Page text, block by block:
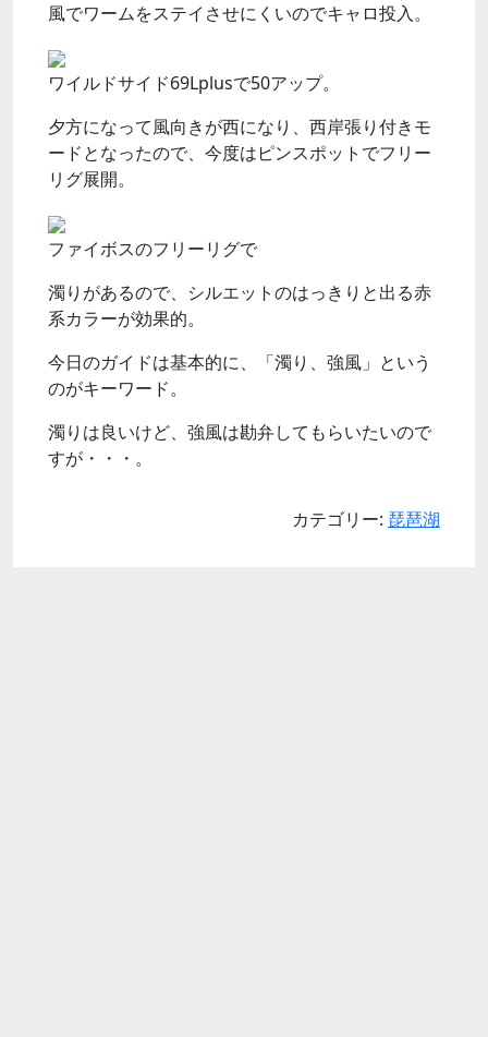
風でワームをステイさせにくいのでキャロ投入。
ワイルドサイド69Lplusで50アップ。
夕方になって風向きが西になり、西岸張り付きモ
ードとなったので、今度はピンスポットでフリー
リグ展開。
ファイボスのフリーリグで
濁りがあるので、シルエットのはっきりと出る赤
系カラーが効果的。
今日のガイドは基本的に、「濁り、強風」という
のがキーワード。
濁りは良いけど、強風は勘弁してもらいたいので
すが・・・。
カテゴリー: 琵琶湖